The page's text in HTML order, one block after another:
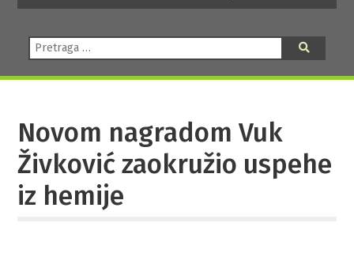
Pretraga:
Novom nagradom Vuk
Živković zaokružio uspehe
iz hemije